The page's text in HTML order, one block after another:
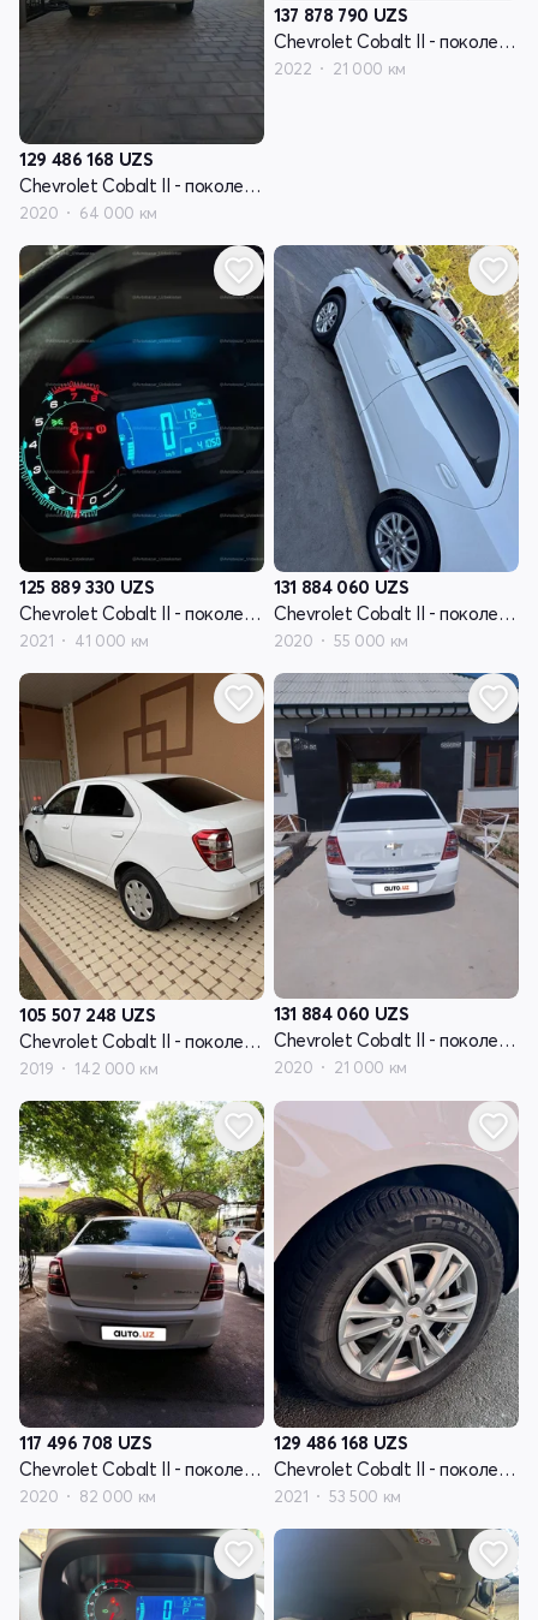
129 486 168 UZS
Chevrolet Cobalt II - поколение рестайлинг
2020 64 000 км
137 878 790 UZS
Chevrolet Cobalt II - поколение рестайлинг
2022 21 000 км
125 889 330 UZS
Chevrolet Cobalt II - поколение рестайлинг
2021 41 000 км
131 884 060 UZS
Chevrolet Cobalt II - поколение рестайлинг
2020 55 000 км
105 507 248 UZS
Chevrolet Cobalt II - поколение рестайлинг
2019 142 000 км
131 884 060 UZS
Chevrolet Cobalt II - поколение рестайлинг
2020 21 000 км
117 496 708 UZS
Chevrolet Cobalt II - поколение рестайлинг
2020 82 000 км
129 486 168 UZS
Chevrolet Cobalt II - поколение рестайлинг
2021 53 500 км